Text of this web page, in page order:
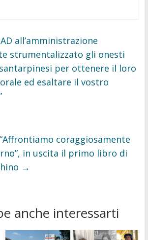
all’amministrazione
strumentalizzato gli onesti
per ottenere il loro
ed esaltare il vostro
coraggiosamente
in uscita il primo libro di
→
anche interessarti